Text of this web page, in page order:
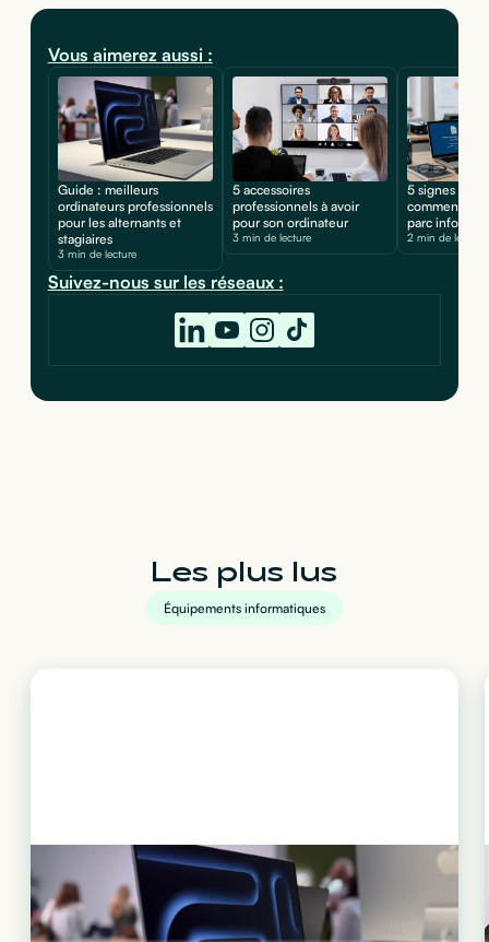
Vous aimerez aussi :
Guide : meilleurs
ordinateurs professionnels
pour les alternants et
stagiaires
3 min de lecture
5 accessoires
professionnels à avoir
pour son ordinateur
3 min de lecture
5 signes
comment
parc
2 min de lecture
Suivez-nous sur les réseaux :
Les plus lus
Équipements informatiques